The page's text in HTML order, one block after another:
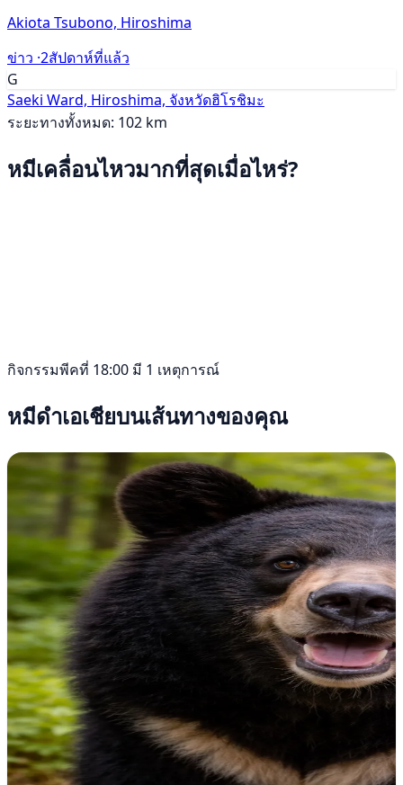
Akiota Tsubono, Hiroshima
ข่าว ·2สัปดาห์ที่แล้ว
G
Saeki Ward, Hiroshima, จังหวัดฮิโรชิมะ
ระยะทางทั้งหมด: 102 km
หมีเคลื่อนไหวมากที่สุดเมื่อไหร่?
กิจกรรมพีคที่ 18:00 มี 1 เหตุการณ์
หมีดำเอเชียบนเส้นทางของคุณ